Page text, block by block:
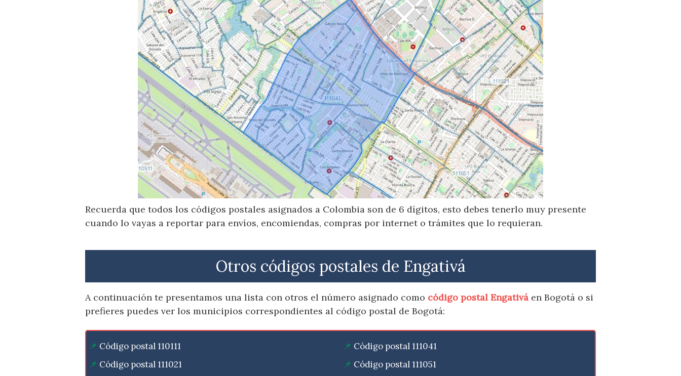
Recuerda que todos los códigos postales asignados a Colombia son de 6 dígitos, esto debes tenerlo muy presente
cuando lo vayas a reportar para envíos, encomiendas, compras por internet o trámites que lo requieran.
Otros códigos postales de Engativá
A continuación te presentamos una lista con otros el número asignado como código postal Engativá en Bogotá o si
prefieres puedes ver los municipios correspondientes al código postal de Bogotá:
Código postal 110111
Código postal 111021
Código postal 111041
Código postal 111051